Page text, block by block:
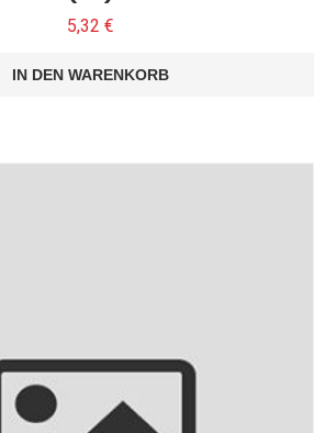
5,32 €
IN DEN WARENKORB